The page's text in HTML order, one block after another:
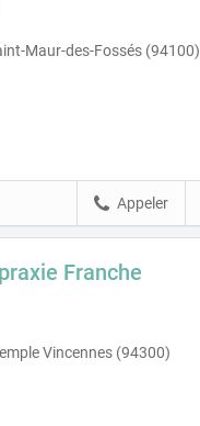
Maur-des-Fossés (94100)
Appeler
Franche
Vincennes (94300)